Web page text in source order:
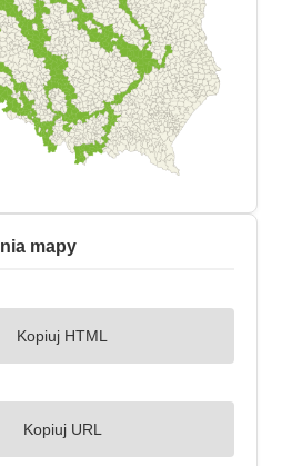
mapy
Kopiuj HTML
Kopiuj URL